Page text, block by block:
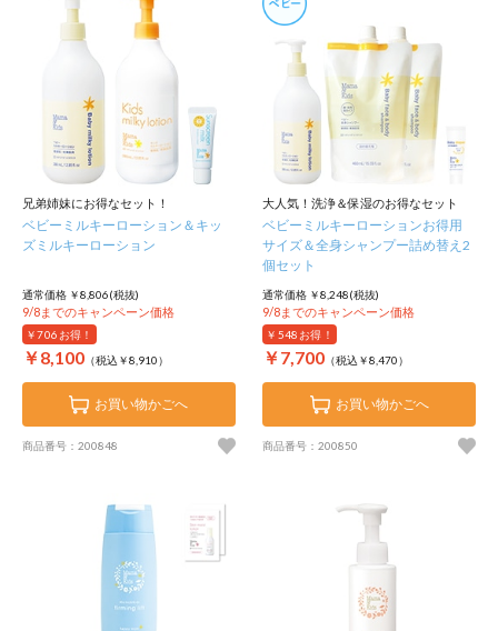
兄弟姉妹にお得なセット！
ベビーミルキーローション＆キッ
ズミルキーローション
通常価格 ￥8,806(税抜)
9/8までのキャンペーン価格
￥706 お得！
￥8,100 （税込￥8,910）
お買い物かごへ
商品番号：200848
大人気！洗浄＆保湿のお得なセット
ベビーミルキーローションお得用
サイズ＆全身シャンプー詰め替え2
個セット
通常価格 ￥8,248(税抜)
9/8までのキャンペーン価格
￥548 お得！
￥7,700 （税込￥8,470）
お買い物かごへ
商品番号：200850